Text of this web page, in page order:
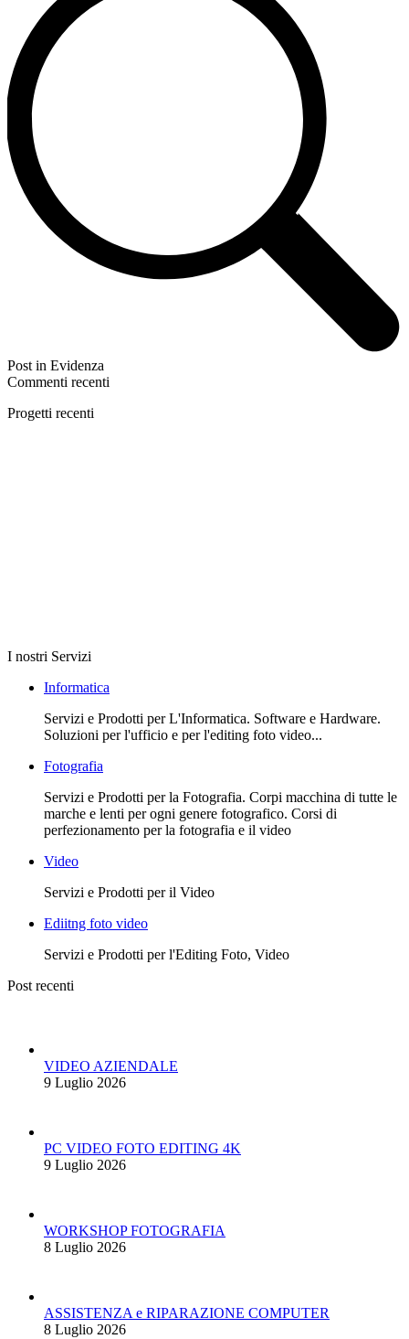
Post in Evidenza
Commenti recenti
Progetti recenti
I nostri Servizi
Informatica
Servizi e Prodotti per L'Informatica. Software e Hardware.
Soluzioni per l'ufficio e per l'editing foto video...
Fotografia
Servizi e Prodotti per la Fotografia. Corpi macchina di tutte le
marche e lenti per ogni genere fotografico. Corsi di
perfezionamento per la fotografia e il video
Video
Servizi e Prodotti per il Video
Ediitng foto video
Servizi e Prodotti per l'Editing Foto, Video
Post recenti
VIDEO AZIENDALE
9 Luglio 2026
PC VIDEO FOTO EDITING 4K
9 Luglio 2026
WORKSHOP FOTOGRAFIA
8 Luglio 2026
ASSISTENZA e RIPARAZIONE COMPUTER
8 Luglio 2026